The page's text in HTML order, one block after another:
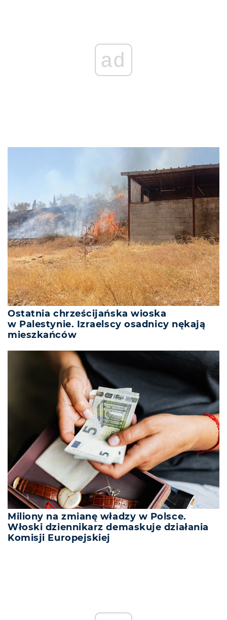
ad
Ostatnia chrześcijańska wioska
w Palestynie. Izraelscy osadnicy nękają
mieszkańców
Miliony na zmianę władzy w Polsce.
Włoski dziennikarz demaskuje działania
Komisji Europejskiej